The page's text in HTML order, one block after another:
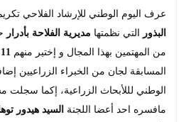
عرف اليوم الوطني للإرشاد الفلاحي
البذور التي نظمتها مديرية الفلاحة بأدرار
من المهتمين بهذا المجال و إختير منهم 11 شخصا
المسابقة لجان من الخبراء الزراعيين
الوطني لللأبحاث الزراعية، إكما سجلت
مافسره احد أعضا اللجنة السيد هيدور